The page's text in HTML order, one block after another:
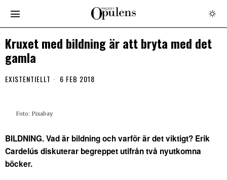
Kruxet med bildning är att bryta med det
gamla
EXISTENTIELLT 6 FEB 2018
Foto: Pixabay
BILDNING. Vad är bildning och varför är det viktigt? Erik
Cardelús diskuterar begreppet utifrån två nyutkomna
böcker.